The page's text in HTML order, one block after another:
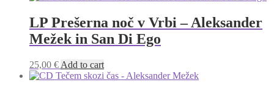
6,00 €.
LP Prešerna noč v Vrbi – Aleksander
Mežek in San Di Ego
25,00 € Add to cart